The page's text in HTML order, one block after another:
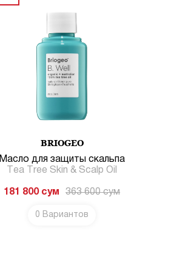
BRIOGEO
Масло для защиты скальпа
Tea Tree Skin & Scalp Oil
181 800сум 363 600сум
0 Вариантов